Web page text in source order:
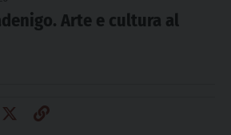
Arte e cultura al